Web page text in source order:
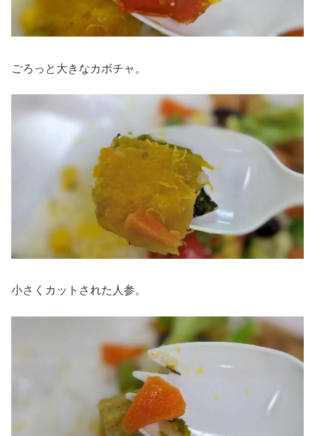
ごろっと大きなカボチャ。
小さくカットされた人参。